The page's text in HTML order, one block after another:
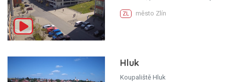
ZL město Zlín
Hluk
Koupaliště Hluk